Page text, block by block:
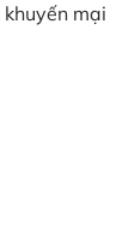
mại